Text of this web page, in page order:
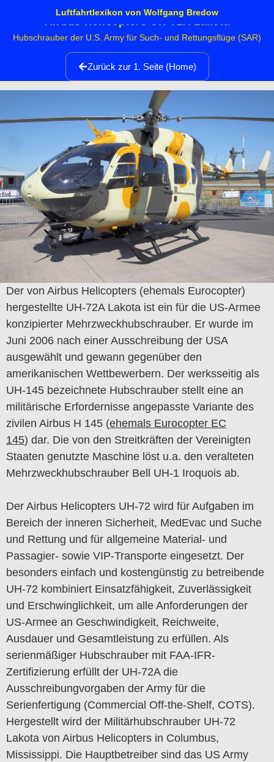
Luftfahrtlexikon von Wolfgang Bredow
Airbus Helicopters UH-72A Lakota
Hubschrauber der U.S. Army für Such- und Rettungsflüge (SAR)
Zurück zur 1. Seite (Home)
Der von Airbus Helicopters (ehemals Eurocopter)
hergestellte UH-72A Lakota ist ein für die US-Armee
konzipierter Mehrzweckhubschrauber. Er wurde im
Juni 2006 nach einer Ausschreibung der USA
ausgewählt und gewann gegenüber den
amerikanischen Wettbewerbern. Der werksseitig als
UH-145 bezeichnete Hubschrauber stellt eine an
militärische Erfordernisse angepasste Variante des
zivilen Airbus H 145 (ehemals Eurocopter EC
145) dar. Die von den Streitkräften der Vereinigten
Staaten genutzte Maschine löst u.a. den veralteten
Mehrzweckhubschrauber Bell UH-1 Iroquois ab.
Der Airbus Helicopters UH-72 wird für Aufgaben im
Bereich der inneren Sicherheit, MedEvac und Suche
und Rettung und für allgemeine Material- und
Passagier- sowie VIP-Transporte eingesetzt. Der
besonders einfach und kostengünstig zu betreibende
UH-72 kombiniert Einsatzfähigkeit, Zuverlässigkeit
und Erschwinglichkeit, um alle Anforderungen der
US-Armee an Geschwindigkeit, Reichweite,
Ausdauer und Gesamtleistung zu erfüllen. Als
serienmäßiger Hubschrauber mit FAA-IFR-
Zertifizierung erfüllt der UH-72A die
Ausschreibungvorgaben der Army für die
Serienfertigung (Commercial Off-the-Shelf, COTS).
Hergestellt wird der Militärhubschrauber UH-72
Lakota von Airbus Helicopters in Columbus,
Mississippi. Die Hauptbetreiber sind das US Army